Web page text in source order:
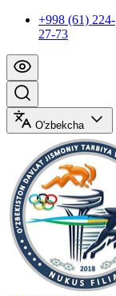
+998 (61) 224-
27-73
O'zbekcha